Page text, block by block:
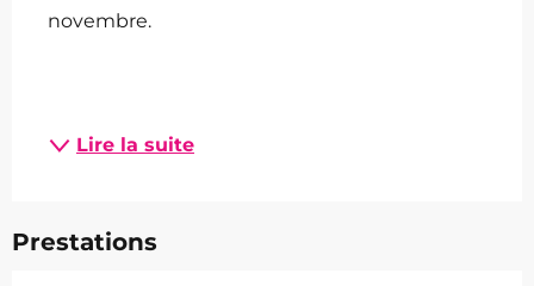
novembre.
Lire la suite
Prestations